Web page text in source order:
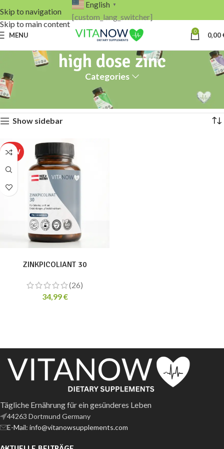
Skip to navigation
Skip to main content
English ▼
[custom_lang_switcher]
MENU 0 0,00
high dose zinc
Categories
Home Products tagged “high dose zinc” Showing the single result
Show sidebar
ZINKPICOLIANT 30
(26)
34,99€
Tägliche Ernährung für ein gesünderes Leben
44263 Dortmund Germany
E-Mail: info@vitanowsupplements.com